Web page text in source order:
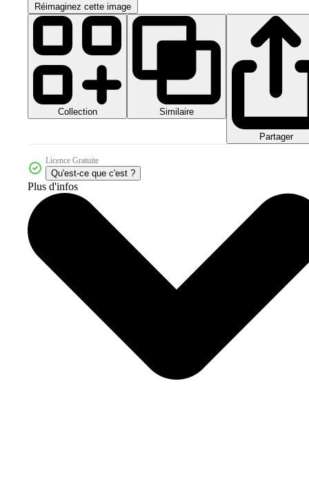
Réimaginez cette image
Collection Similaire
Partager
Licence Gratuite
Qu'est-ce que c'est ?
Plus d'infos